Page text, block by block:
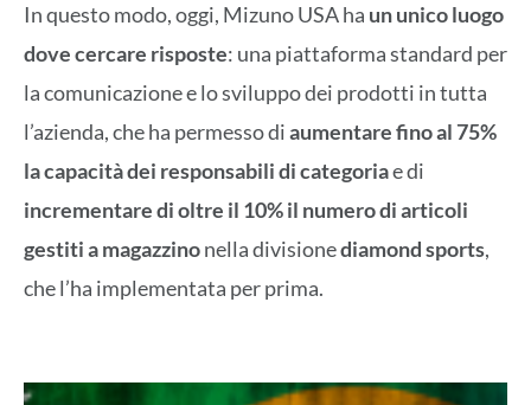
In questo modo, oggi, Mizuno USA ha un unico luogo
dove cercare risposte: una piattaforma standard per
la comunicazione e lo sviluppo dei prodotti in tutta
l’azienda, che ha permesso diaumentare fino al 75%
la capacità dei responsabili di categoriae di
incrementare di oltre il 10% il numero di articoli
gestiti a magazzinonella divisionediamond sports,
che l’ha implementata per prima.